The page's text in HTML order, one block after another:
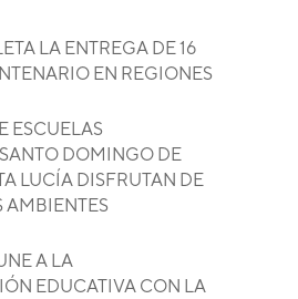
LA ENTREGA DE 16
EN REGIONES
ESCUELAS
DOMINGO DE
LUCÍA DISFRUTAN DE
AMBIENTES
A LA
EDUCATIVA CON LA